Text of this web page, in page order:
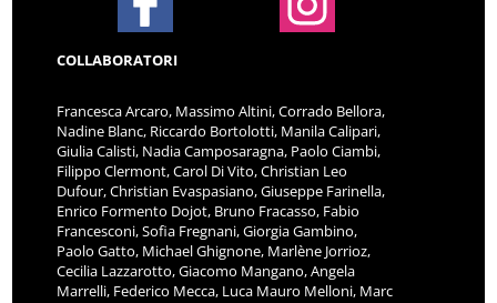
COLLABORATORI
Francesca Arcaro, Massimo Altini, Corrado Bellora,
Nadine Blanc, Riccardo Bortolotti, Manila Calipari,
Giulia Calisti, Nadia Camposaragna, Paolo Ciambi,
Filippo Clermont, Carol Di Vito, Christian Leo
Dufour, Christian Evaspasiano, Giuseppe Farinella,
Enrico Formento Dojot, Bruno Fracasso, Fabio
Francesconi, Sofia Fregnani, Giorgia Gambino,
Paolo Gatto, Michael Ghignone, Marlène Jorrioz,
Cecilia Lazzarotto, Giacomo Mangano, Angela
Marrelli, Federico Mecca, Luca Mauro Melloni, Marc